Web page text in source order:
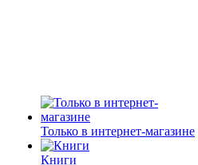
Только в интернет-магазине
Книги